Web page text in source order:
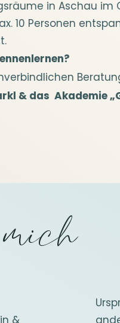
in Aschau
10 Personen
& das Akademie
&